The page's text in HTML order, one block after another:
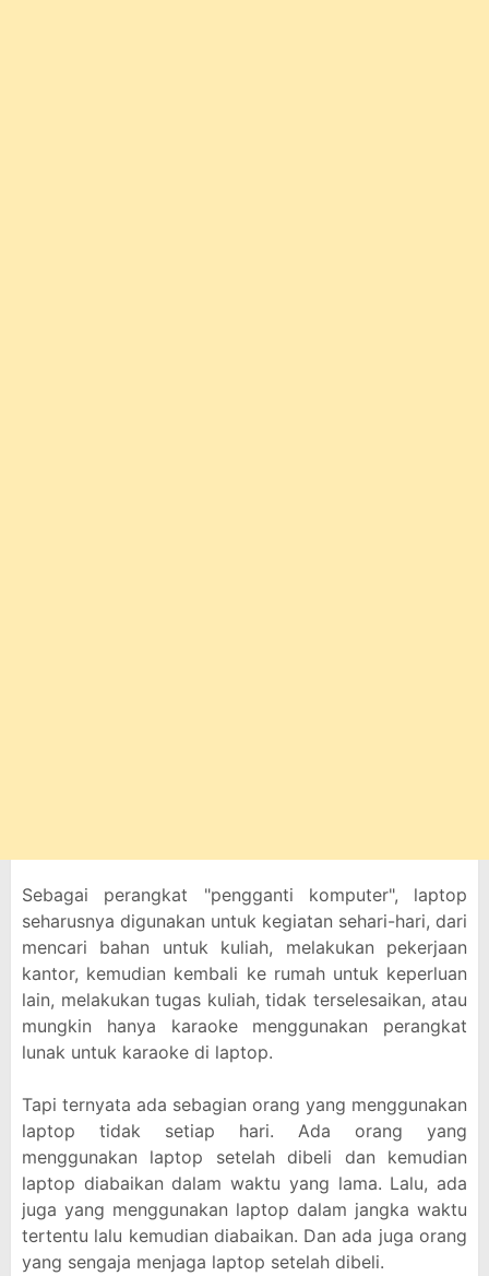
Sebagai perangkat "pengganti komputer", laptop
seharusnya digunakan untuk kegiatan sehari-hari, dari
mencari bahan untuk kuliah, melakukan pekerjaan
kantor, kemudian kembali ke rumah untuk keperluan
lain, melakukan tugas kuliah, tidak terselesaikan, atau
mungkin hanya karaoke menggunakan perangkat
lunak untuk karaoke di laptop.
Tapi ternyata ada sebagian orang yang menggunakan
laptop tidak setiap hari. Ada orang yang
menggunakan laptop setelah dibeli dan kemudian
laptop diabaikan dalam waktu yang lama. Lalu, ada
juga yang menggunakan laptop dalam jangka waktu
tertentu lalu kemudian diabaikan. Dan ada juga orang
yang sengaja menjaga laptop setelah dibeli.